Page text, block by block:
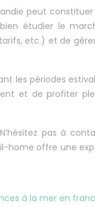
peut
étudier le
etc.) et de
les périodes
et de profiter
pas à
home offre une
à la mer en